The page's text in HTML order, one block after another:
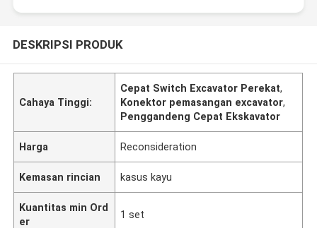
DESKRIPSI PRODUK
Cahaya Tinggi:
Cepat Switch Excavator Perekat,
Konektor pemasangan excavator,
Penggandeng Cepat Ekskavator
Harga Reconsideration
Kemasan rincian kasus kayu
Kuantitas min Ord
er
1 set